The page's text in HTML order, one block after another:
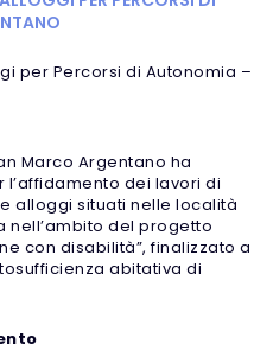
per Percorsi di Autonomia –
Marco Argentano ha
dei lavori di
alloggi situati nelle località
nell’ambito del progetto
con disabilità”, finalizzato a
abitativa di